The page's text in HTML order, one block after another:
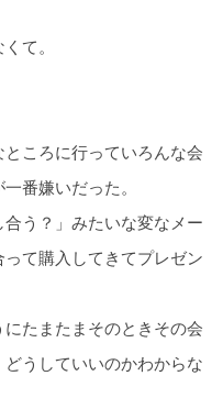
て。
ころに行っていろんな会
番嫌いだった。
う？」みたいな変なメー
て購入してきてプレゼン
たまたまそのときその会
うしていいのかわからな